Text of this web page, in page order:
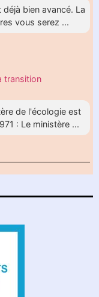
bien avancé. La
vous serez ...
transition
de l'écologie est
: Le ministère ...